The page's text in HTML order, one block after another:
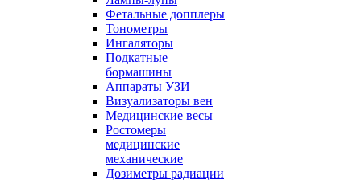
Фетальные допплеры
Тонометры
Ингаляторы
Подкатные
бормашины
Аппараты УЗИ
Визуализаторы вен
Медицинские весы
Ростомеры
медицинские
механические
Дозиметры радиации